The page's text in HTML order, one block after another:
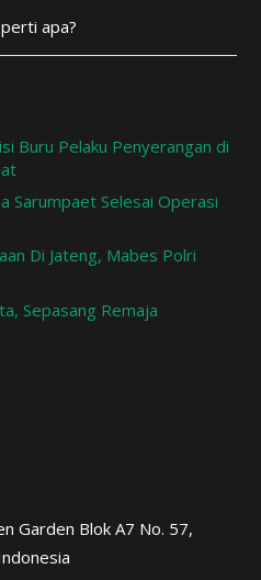
apa?
Buru Pelaku Penyerangan di
Sarumpaet Selesai Operasi
Di Jateng, Mabes Polri
Sepasang Remaja
Garden Blok A7 No. 57,